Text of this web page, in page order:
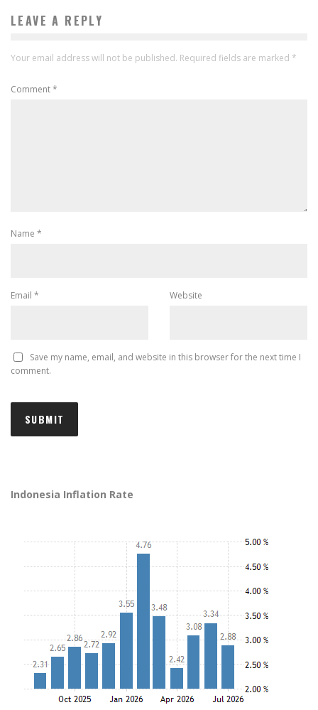
LEAVE A REPLY
Your email address will not be published. Required fields are marked *
Comment*
Name *
Email * Website
Save my name, email, and website in this browser for the next time I
comment.
Indonesia Inflation Rate